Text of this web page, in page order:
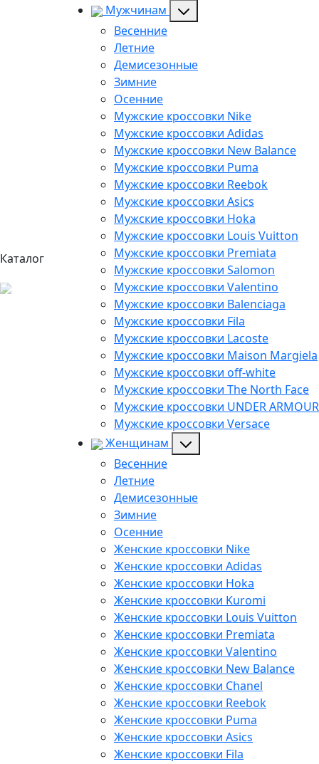
Каталог
Мужчинам
Весенние
Летние
Демисезонные
Зимние
Осенние
Мужские кроссовки Nike
Мужские кроссовки Adidas
Мужские кроссовки New Balance
Мужские кроссовки Puma
Мужские кроссовки Reebok
Мужские кроссовки Asics
Мужские кроссовки Hoka
Мужские кроссовки Louis Vuitton
Мужские кроссовки Premiata
Мужские кроссовки Salomon
Мужские кроссовки Valentino
Мужские кроссовки Balenciaga
Мужские кроссовки Fila
Мужские кроссовки Lacoste
Мужские кроссовки Maison Margiela
Мужские кроссовки off-white
Мужские кроссовки The North Face
Мужские кроссовки UNDER ARMOUR
Мужские кроссовки Versace
Женщинам
Весенние
Летние
Демисезонные
Зимние
Осенние
Женские кроссовки Nike
Женские кроссовки Adidas
Женские кроссовки Hoka
Женские кроссовки Kuromi
Женские кроссовки Louis Vuitton
Женские кроссовки Premiata
Женские кроссовки Valentino
Женские кроссовки New Balance
Женские кроссовки Chanel
Женские кроссовки Reebok
Женские кроссовки Puma
Женские кроссовки Asics
Женские кроссовки Fila